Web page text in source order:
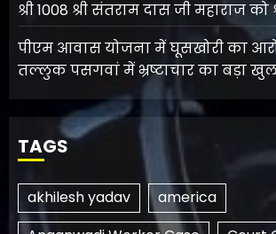
श्री 1008 श्री संतराम दास जी महाराज को
पीएम आवास योजना में घूसखोरी का
तल्लुक पसगवां में भ्रष्टाचार का बड़ा
TAGS
akhilesh yadav
america